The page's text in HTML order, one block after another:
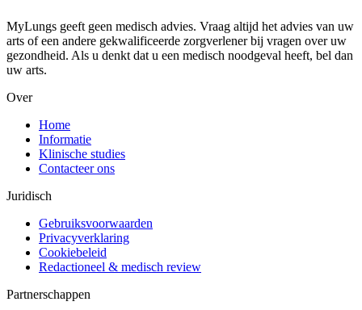
MyLungs geeft geen medisch advies. Vraag altijd het advies van uw
arts of een andere gekwalificeerde zorgverlener bij vragen over uw
gezondheid. Als u denkt dat u een medisch noodgeval heeft, bel dan
uw arts.
Over
Home
Informatie
Klinische studies
Contacteer ons
Juridisch
Gebruiksvoorwaarden
Privacyverklaring
Cookiebeleid
Redactioneel & medisch review
Partnerschappen